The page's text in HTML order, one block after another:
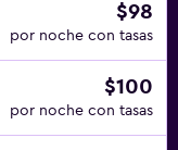
$98
por noche con tasas
$100
por noche con tasas